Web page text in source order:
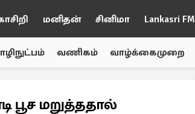
மனிதன் சினிமா Lankasri FM
வணிகம் வாழ்க்கைமுறை
மறுத்ததால்